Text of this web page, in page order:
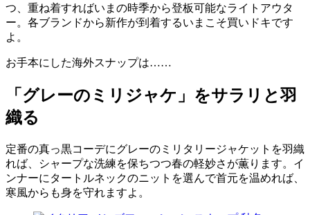
つ、重ね着すればいまの時季から登板可能なライトアウタ
ー。各ブランドから新作が到着するいまこそ買いドキです
よ。
お手本にした海外スナップは……
「グレーのミリジャケ」をサラリと羽
織る
定番の真っ黒コーデにグレーのミリタリージャケットを羽織
れば、シャープな洗練を保ちつつ春の軽妙さが薫ります。イ
ンナーにタートルネックのニットを選んで首元を温めれば、
寒風からも身を守れますよ。